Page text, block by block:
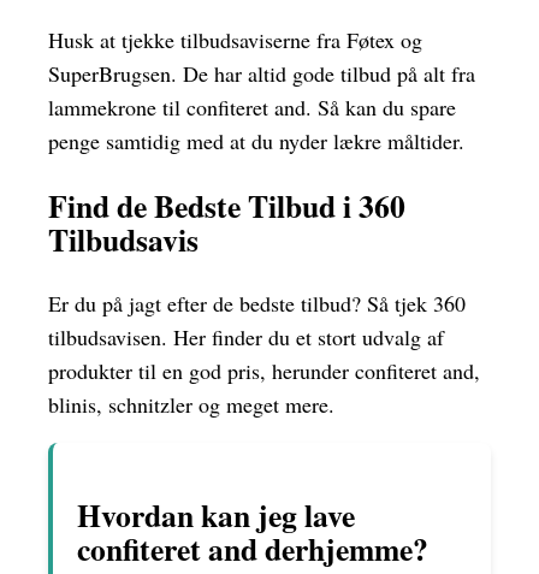
Husk at tjekke tilbudsaviserne fra Føtex og
SuperBrugsen. De har altid gode tilbud på alt fra
lammekrone til confiteret and. Så kan du spare
penge samtidig med at du nyder lækre måltider.
Find de Bedste Tilbud i 360
Tilbudsavis
Er du på jagt efter de bedste tilbud? Så tjek 360
tilbudsavisen. Her finder du et stort udvalg af
produkter til en god pris, herunder confiteret and,
blinis, schnitzler og meget mere.
Hvordan kan jeg lave
confiteret and derhjemme?